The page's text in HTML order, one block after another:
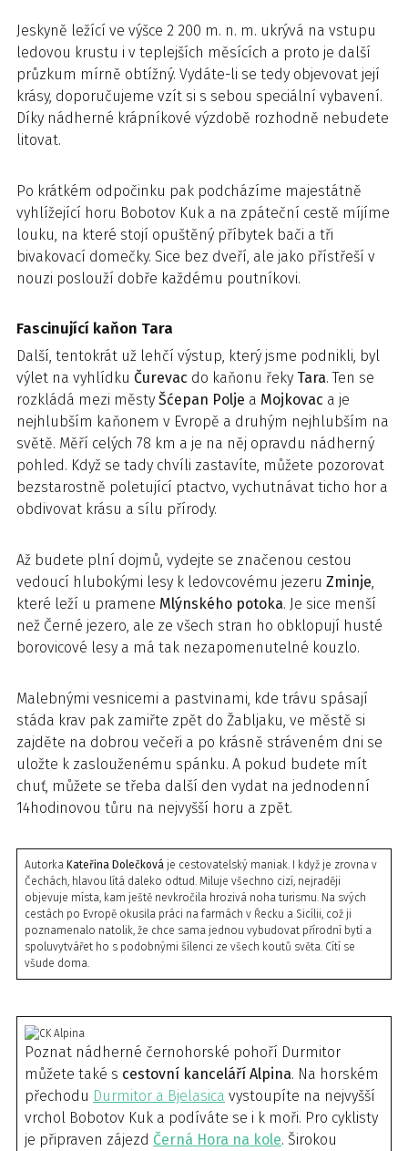
Jeskyně ležící ve výšce 2 200 m. n. m. ukrývá na vstupu
ledovou krustu i v teplejších měsících a proto je další
průzkum mírně obtížný. Vydáte-li se tedy objevovat její
krásy, doporučujeme vzít si s sebou speciální vybavení.
Díky nádherné krápníkové výzdobě rozhodně nebudete
litovat.
Po krátkém odpočinku pak podcházíme majestátně
vyhlížející horu Bobotov Kuk a na zpáteční cestě míjíme
louku, na které stojí opuštěný příbytek bači a tři
bivakovací domečky. Sice bez dveří, ale jako přístřeší v
nouzi poslouží dobře každému poutníkovi.
Fascinující kaňon Tara
Další, tentokrát už lehčí výstup, který jsme podnikli, byl
výlet na vyhlídku Čurevac do kaňonu řeky Tara. Ten se
rozkládá mezi městy Šćepan Polje a Mojkovac a je
nejhlubším kaňonem v Evropě a druhým nejhlubším na
světě. Měří celých 78 km a je na něj opravdu nádherný
pohled. Když se tady chvíli zastavíte, můžete pozorovat
bezstarostně poletující ptactvo, vychutnávat ticho hor a
obdivovat krásu a sílu přírody.
Až budete plní dojmů, vydejte se značenou cestou
vedoucí hlubokými lesy k ledovcovému jezeru Zminje,
které leží u pramene Mlýnského potoka. Je sice menší
než Černé jezero, ale ze všech stran ho obklopují husté
borovicové lesy a má tak nezapomenutelné kouzlo.
Malebnými vesnicemi a pastvinami, kde trávu spásají
stáda krav pak zamiřte zpět do Žabljaku, ve městě si
zajděte na dobrou večeři a po krásně stráveném dni se
uložte k zaslouženému spánku. A pokud budete mít
chuť, můžete se třeba další den vydat na jednodenní
14hodinovou tůru na nejvyšší horu a zpět.
Autorka Kateřina Dolečková je cestovatelský maniak. I když je zrovna v
Čechách, hlavou lítá daleko odtud. Miluje všechno cizí, nejraději
objevuje místa, kam ještě nevkročila hrozivá noha turismu. Na svých
cestách po Evropě okusila práci na farmách v Řecku a Sicílii, což ji
poznamenalo natolik, že chce sama jednou vybudovat přírodní bytí a
spoluvytvářet ho s podobnými šílenci ze všech koutů světa. Cítí se
všude doma.
Poznat nádherné černohorské pohoří Durmitor
můžete také s cestovní kanceláří Alpina. Na horském
přechodu Durmitor a Bjelasica vystoupíte na nejvyšší
vrchol Bobotov Kuk a podíváte se i k moři. Pro cyklisty
je připraven zájezd Černá Hora na kole. Širokou